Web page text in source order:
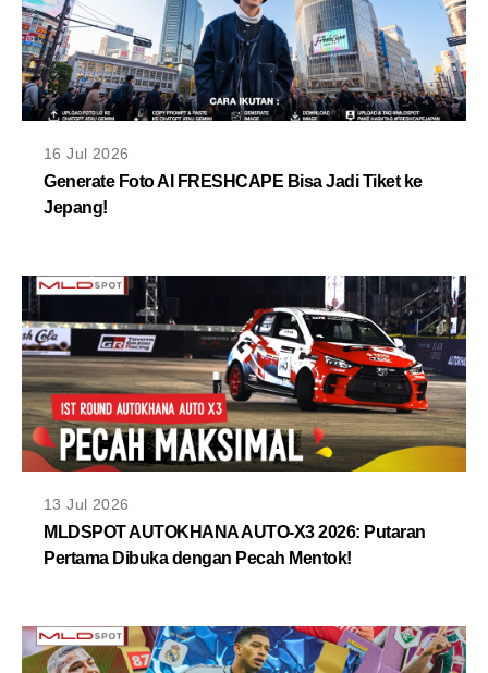
16 Jul 2026
Generate Foto AI FRESHCAPE Bisa Jadi Tiket ke
Jepang!
13 Jul 2026
MLDSPOT AUTOKHANA AUTO-X3 2026: Putaran
Pertama Dibuka dengan Pecah Mentok!